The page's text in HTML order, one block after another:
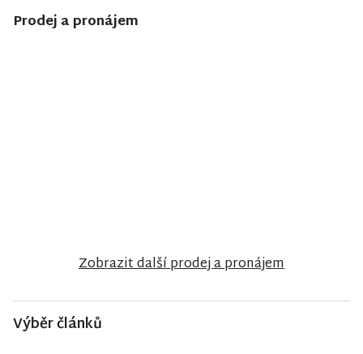
Prodej a pronájem
Zobrazit další prodej a pronájem
Výběr článků